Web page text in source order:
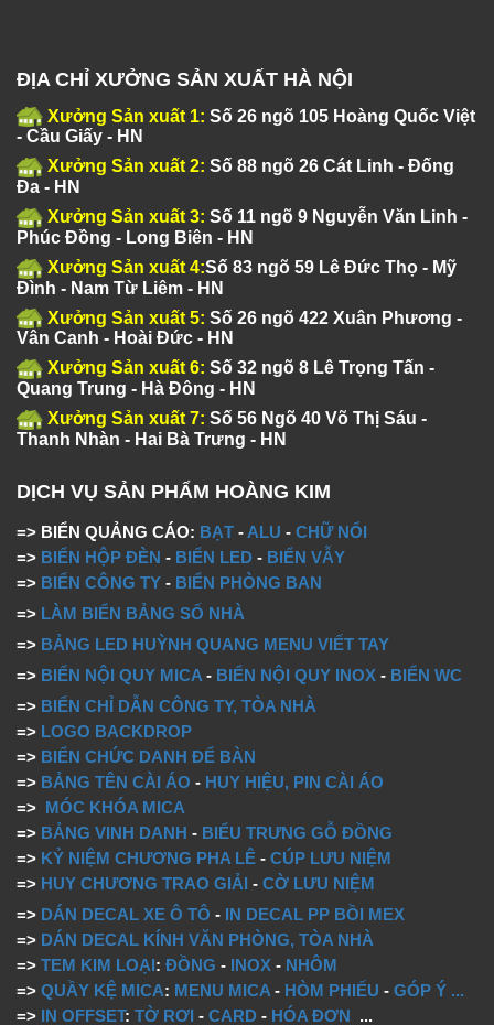
ĐỊA CHỈ XƯỞNG SẢN XUẤT HÀ NỘI
Xưởng Sản xuất 1: Số 26 ngõ 105 Hoàng Quốc Việt
- Cầu Giấy - HN
Xưởng Sản xuất 2: Số 88 ngõ 26 Cát Linh - Đống
Đa - HN
Xưởng Sản xuất 3: Số 11 ngõ 9 Nguyễn Văn Linh -
Phúc Đồng - Long Biên - HN
Xưởng Sản xuất 4:Số 83 ngõ 59 Lê Đức Thọ - Mỹ
Đình - Nam Từ Liêm - HN
Xưởng Sản xuất 5: Số 26 ngõ 422 Xuân Phương -
Vân Canh - Hoài Đức - HN
Xưởng Sản xuất 6: Số 32 ngõ 8 Lê Trọng Tấn -
Quang Trung - Hà Đông - HN
Xưởng Sản xuất 7: Số 56 Ngõ 40 Võ Thị Sáu -
Thanh Nhàn - Hai Bà Trưng - HN
DỊCH VỤ SẢN PHẨM HOÀNG KIM
=> BIỂN QUẢNG CÁO: BẠT - ALU - CHỮ NỔI
=> BIỂN HỘP ĐÈN - BIỂN LED - BIỂN VẪY
=> BIỂN CÔNG TY - BIỂN PHÒNG BAN
=> LÀM BIỂN BẢNG SỐ NHÀ
=> BẢNG LED HUỲNH QUANG MENU VIẾT TAY
=> BIỂN NỘI QUY MICA - BIỂN NỘI QUY INOX - BIỂN WC
=> BIỂN CHỈ DẪN CÔNG TY, TÒA NHÀ
=> LOGO BACKDROP
=> BIỂN CHỨC DANH ĐỂ BÀN
=> BẢNG TÊN CÀI ÁO - HUY HIỆU, PIN CÀI ÁO
=> MÓC KHÓA MICA
=> BẢNG VINH DANH - BIỂU TRƯNG GỖ ĐỒNG
=> KỶ NIỆM CHƯƠNG PHA LÊ - CÚP LƯU NIỆM
=> HUY CHƯƠNG TRAO GIẢI - CỜ LƯU NIỆM
=> DÁN DECAL XE Ô TÔ - IN DECAL PP BỒI MEX
=> DÁN DECAL KÍNH VĂN PHÒNG, TÒA NHÀ
=> TEM KIM LOẠI: ĐỒNG - INOX - NHÔM
=> QUẦY KỆ MICA: MENU MICA - HÒM PHIẾU - GÓP Ý ...
=> IN OFFSET: TỜ RƠI - CARD - HÓA ĐƠN ...